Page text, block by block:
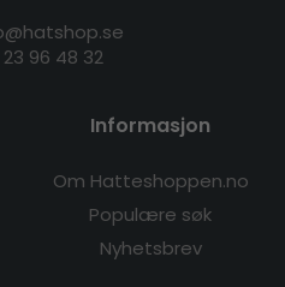
96 48 32
Informasjon
Om Hatteshoppen.no
Populære søk
Nyhetsbrev